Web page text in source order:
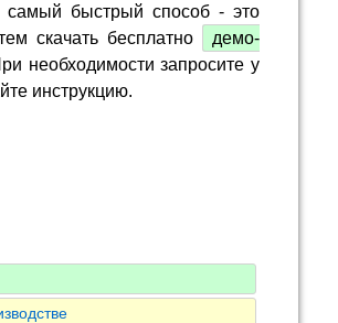
самый быстрый способ - это
скачать бесплатно
демо-
необходимости запросите у
инструкцию.